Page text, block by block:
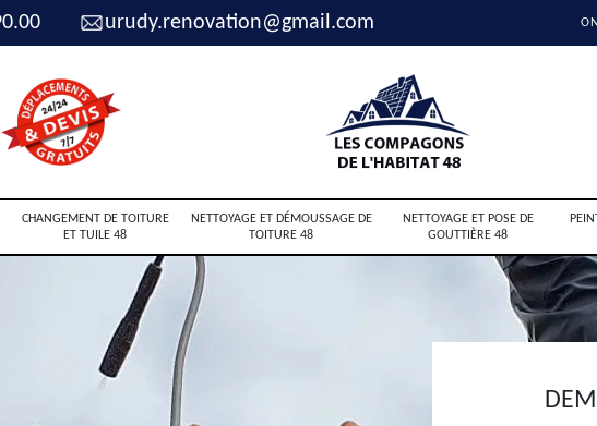
urudy.renovation@gmail.com
CHANGEMENT DE TOITURE
ET TUILE 48
NETTOYAGE ET DÉMOUSSAGE DE
TOITURE 48
NETTOYAGE ET POSE DE
GOUTTIÈRE 48